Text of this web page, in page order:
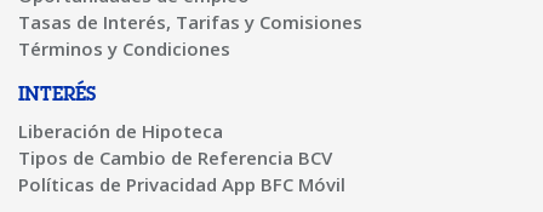
Tasas de Interés, Tarifas y Comisiones
Términos y Condiciones
INTERÉS
Liberación de Hipoteca
Tipos de Cambio de Referencia BCV
Políticas de Privacidad App BFC Móvil